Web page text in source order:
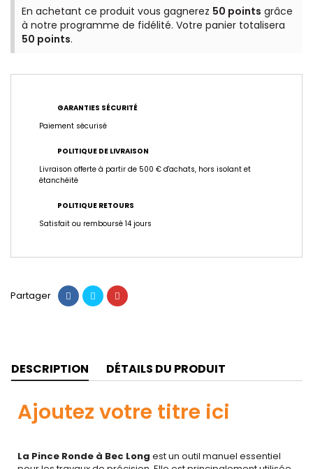
En achetant ce produit vous gagnerez 50 points grâce
à notre programme de fidélité. Votre panier totalisera
50 points.
GARANTIES SÉCURITÉ
Paiement sécurisé
POLITIQUE DE LIVRAISON
Livraison offerte à partir de 500 € d'achats, hors isolant et
étanchéité
POLITIQUE RETOURS
Satisfait ou remboursé 14 jours
Partager
DESCRIPTION DÉTAILS DU PRODUIT
Ajoutez votre titre ici
La Pince Ronde à Bec Long est un outil manuel essentiel